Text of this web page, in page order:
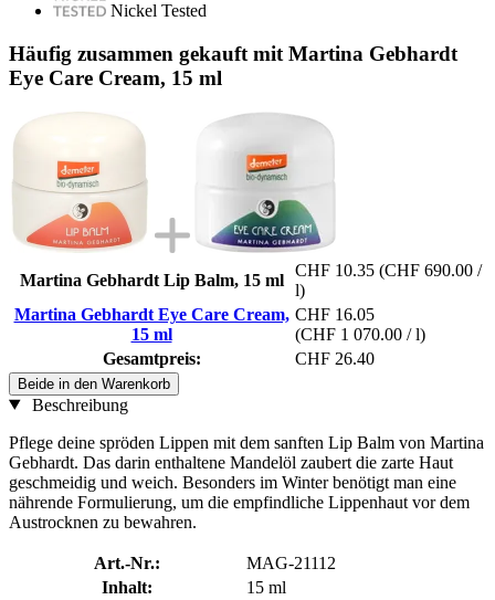
Nickel Tested
Häufig zusammen gekauft mit Martina Gebhardt
Eye Care Cream, 15 ml
Martina Gebhardt Lip Balm, 15 ml
CHF 10.35 (CHF 690.00 /
l)
Martina Gebhardt Eye Care Cream,
15 ml
CHF 16.05
(CHF 1 070.00 / l)
Gesamtpreis:
CHF 26.40
Beide in den Warenkorb
Beschreibung
Pflege deine spröden Lippen mit dem sanften Lip Balm von Martina
Gebhardt. Das darin enthaltene Mandelöl zaubert die zarte Haut
geschmeidig und weich. Besonders im Winter benötigt man eine
nährende Formulierung, um die empfindliche Lippenhaut vor dem
Austrocknen zu bewahren.
Art.-Nr.:
MAG-21112
Inhalt:
15 ml